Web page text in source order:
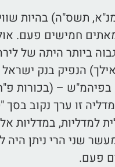
חמישים פעם.
ביותר היתה של
הנפיק בנק ישראל
– (בכורות
למדליות, במדליות
שני הרי ניתן
פעם.